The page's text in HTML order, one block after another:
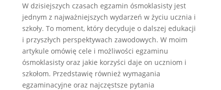
W dzisiejszych czasach egzamin ósmoklasisty jest
jednym z najważniejszych wydarzeń w życiu ucznia i
szkoły. To moment, który decyduje o dalszej edukacji
i przyszłych perspektywach zawodowych. W moim
artykule omówię cele i możliwości egzaminu
ósmoklasisty oraz jakie korzyści daje on uczniom i
szkołom. Przedstawię również wymagania
egzaminacyjne oraz najczęstsze pytania